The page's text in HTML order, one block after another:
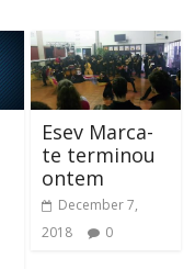
Esev Marca-
te terminou
ontem
December 7,
2018
0